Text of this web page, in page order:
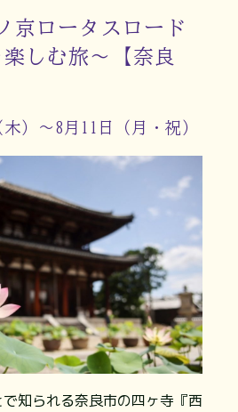
ロータスロード
しむ旅～【奈良
）～8月11日（月・祝）
知られる奈良市の四ヶ寺『西